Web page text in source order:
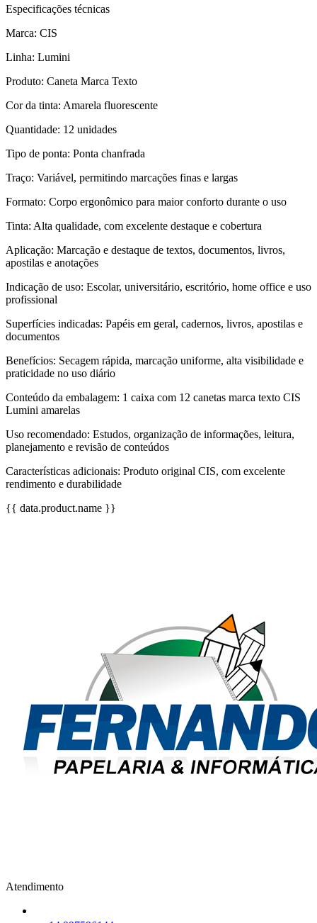
Especificações técnicas
Marca: CIS
Linha: Lumini
Produto: Caneta Marca Texto
Cor da tinta: Amarela fluorescente
Quantidade: 12 unidades
Tipo de ponta: Ponta chanfrada
Traço: Variável, permitindo marcações finas e largas
Formato: Corpo ergonômico para maior conforto durante o uso
Tinta: Alta qualidade, com excelente destaque e cobertura
Aplicação: Marcação e destaque de textos, documentos, livros,
apostilas e anotações
Indicação de uso: Escolar, universitário, escritório, home office e uso
profissional
Superfícies indicadas: Papéis em geral, cadernos, livros, apostilas e
documentos
Benefícios: Secagem rápida, marcação uniforme, alta visibilidade e
praticidade no uso diário
Conteúdo da embalagem: 1 caixa com 12 canetas marca texto CIS
Lumini amarelas
Uso recomendado: Estudos, organização de informações, leitura,
planejamento e revisão de conteúdos
Características adicionais: Produto original CIS, com excelente
rendimento e durabilidade
{{ data.product.name }}
Atendimento